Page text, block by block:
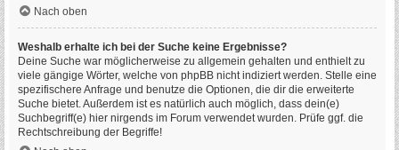
Nach oben
Weshalb erhalte ich bei der Suche keine Ergebnisse?
Deine Suche war möglicherweise zu allgemein gehalten und enthielt zu
viele gängige Wörter, welche von phpBB nicht indiziert werden. Stelle eine
spezifischere Anfrage und benutze die Optionen, die dir die erweiterte
Suche bietet. Außerdem ist es natürlich auch möglich, dass dein(e)
Suchbegriff(e) hier nirgends im Forum verwendet wurden. Prüfe ggf. die
Rechtschreibung der Begriffe!